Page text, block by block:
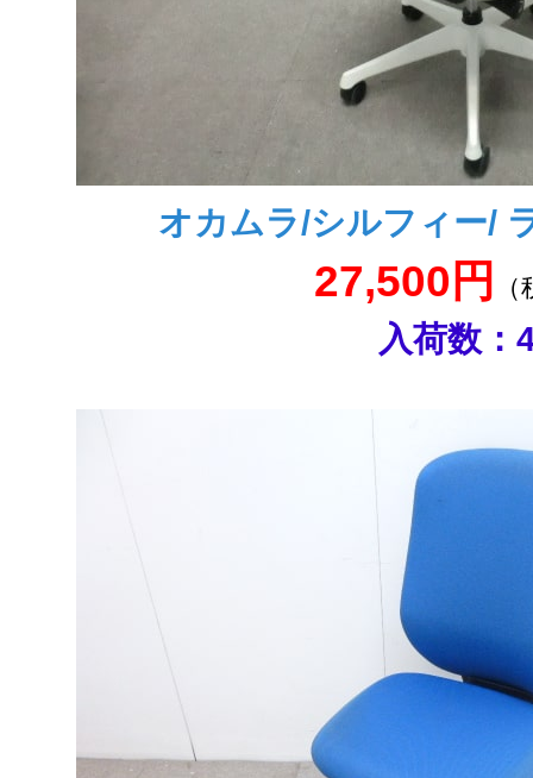
オカムラ/シルフィー/
27,500円
入荷数：